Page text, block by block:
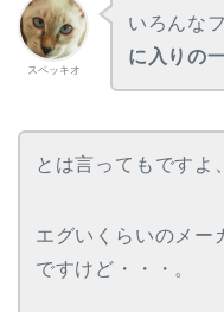
スペッキオ
いろんな
に入りの
とは言ってもですよ
エグいくらいのメー
ですけど・・・。